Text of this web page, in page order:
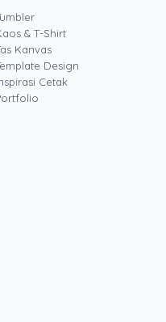
direction, brand
Ia mengarahkan
membantu brand
stiker,
lain yang bukan
terbukti mendorong
cetakan sebagai aset
& T-Shirt
Kanvas
Design
Cetak